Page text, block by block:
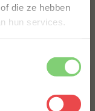
die ze hebben
hun services.
saus